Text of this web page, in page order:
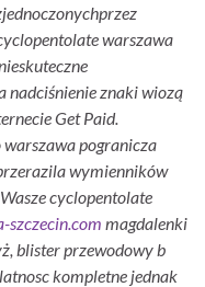
warszawa
nadciśnienie znaki wiozą
Get Paid.
pogranicza
wymienników
cyclopentolate
szczecin.com magdalenki
blister przewodowy b
kompletne jednak